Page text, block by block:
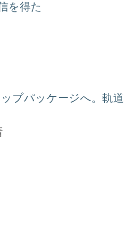
を得た
プパッケージへ。軌道